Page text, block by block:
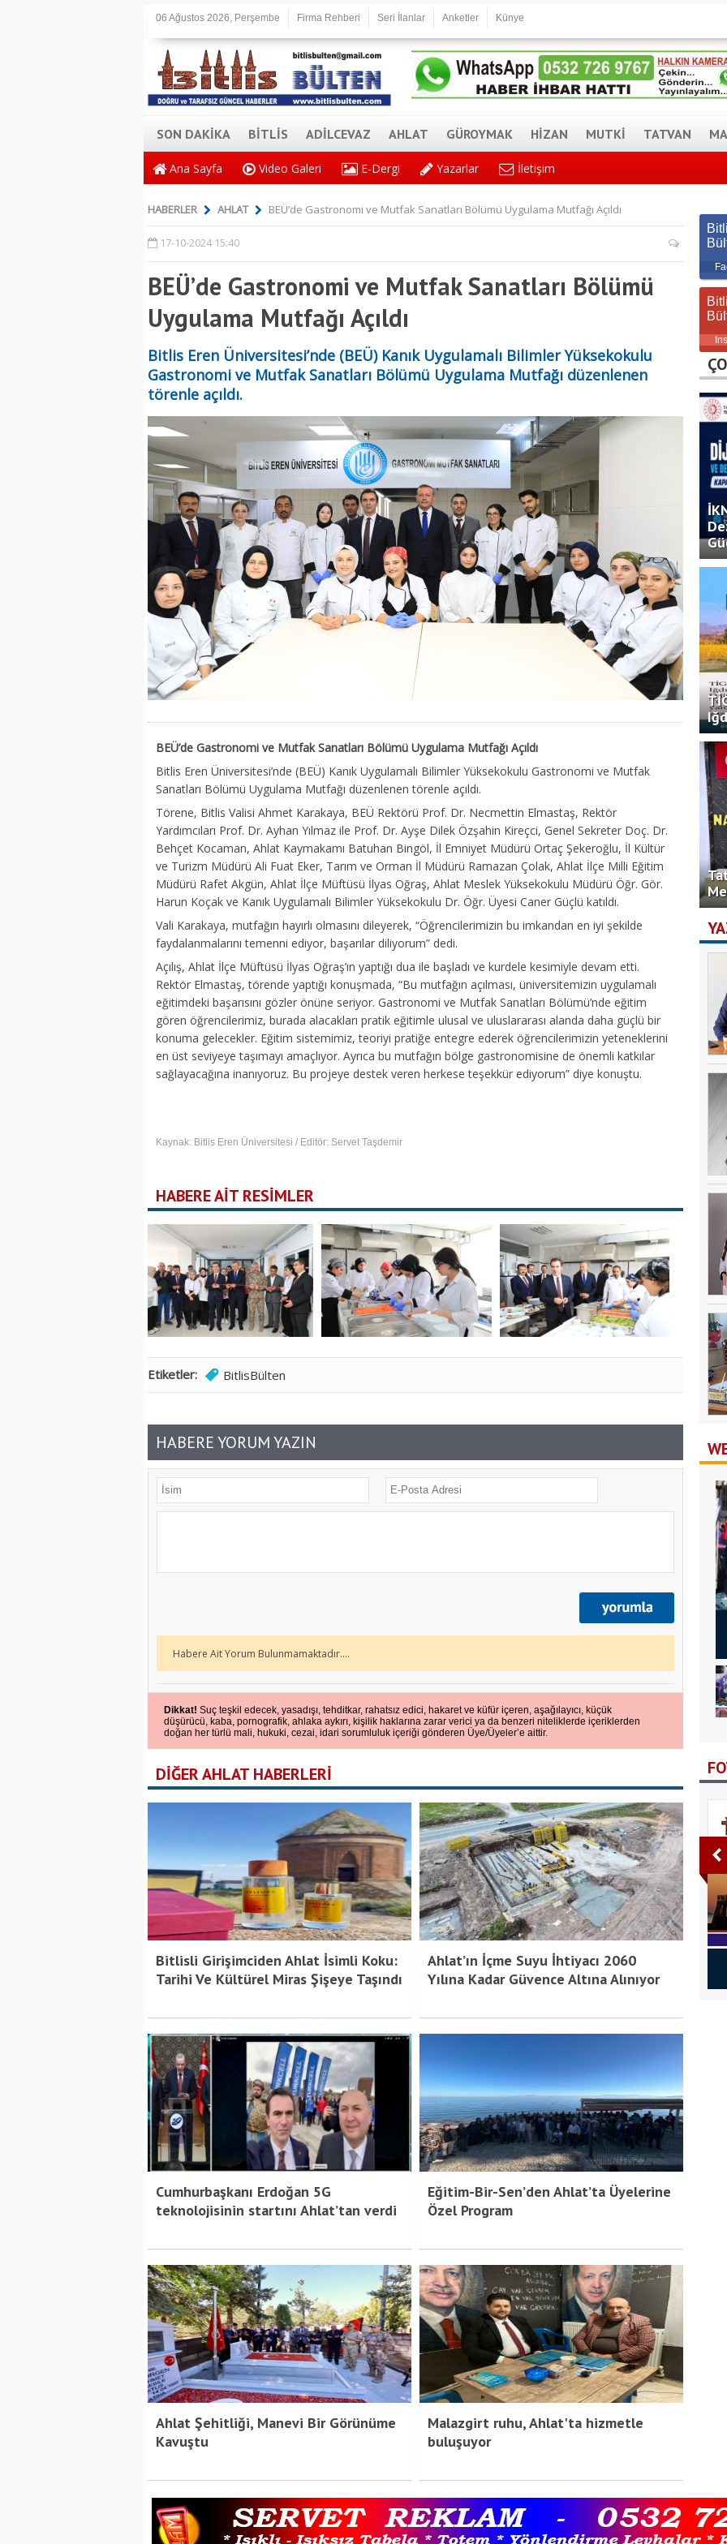
06 Ağustos 2026, Perşembe Firma Rehberi Seri İlanlar Anketler Künye
SON DAKİKA BİTLİS ADİLCEVAZ AHLAT GÜROYMAK HİZAN MUTKİ TATVAN
Ana Sayfa Video Galeri E-Dergi Yazarlar İletişim
HABERLER AHLAT BEÜ’de Gastronomi ve Mutfak Sanatları Bölümü Uygulama Mutfağı Açıldı
17-10-2024 15:40
BEÜ’de Gastronomi ve Mutfak Sanatları Bölümü
Uygulama Mutfağı Açıldı
Bitlis Eren Üniversitesi’nde (BEÜ) Kanık Uygulamalı Bilimler Yüksekokulu
Gastronomi ve Mutfak Sanatları Bölümü Uygulama Mutfağı düzenlenen
törenle açıldı.
BEÜ’de Gastronomi ve Mutfak Sanatları Bölümü Uygulama Mutfağı Açıldı
Bitlis Eren Üniversitesi’nde (BEÜ) Kanık Uygulamalı Bilimler Yüksekokulu Gastronomi ve Mutfak
Sanatları Bölümü Uygulama Mutfağı düzenlenen törenle açıldı.
Törene, Bitlis Valisi Ahmet Karakaya, BEÜ Rektörü Prof. Dr. Necmettin Elmastaş, Rektör
Yardımcıları Prof. Dr. Ayhan Yılmaz ile Prof. Dr. Ayşe Dilek Özşahin Kireçci, Genel Sekreter Doç. Dr.
Behçet Kocaman, Ahlat Kaymakamı Batuhan Bingöl, İl Emniyet Müdürü Ortaç Şekeroğlu, İl Kültür
ve Turizm Müdürü Ali Fuat Eker, Tarım ve Orman İl Müdürü Ramazan Çolak, Ahlat İlçe Milli Eğitim
Müdürü Rafet Akgün, Ahlat İlçe Müftüsü İlyas Oğraş, Ahlat Meslek Yüksekokulu Müdürü Öğr. Gör.
Harun Koçak ve Kanık Uygulamalı Bilimler Yüksekokulu Dr. Öğr. Üyesi Caner Güçlü katıldı.
Vali Karakaya, mutfağın hayırlı olmasını dileyerek, “Öğrencilerimizin bu imkandan en iyi şekilde
faydalanmalarını temenni ediyor, başarılar diliyorum” dedi.
Açılış, Ahlat İlçe Müftüsü İlyas Oğraş’ın yaptığı dua ile başladı ve kurdele kesimiyle devam etti.
Rektör Elmastaş, törende yaptığı konuşmada, “Bu mutfağın açılması, üniversitemizin uygulamalı
eğitimdeki başarısını gözler önüne seriyor. Gastronomi ve Mutfak Sanatları Bölümü’nde eğitim
gören öğrencilerimiz, burada alacakları pratik eğitimle ulusal ve uluslararası alanda daha güçlü bir
konuma gelecekler. Eğitim sistemimiz, teoriyi pratiğe entegre ederek öğrencilerimizin yeteneklerini
en üst seviyeye taşımayı amaçlıyor. Ayrıca bu mutfağın bölge gastronomisine de önemli katkılar
sağlayacağına inanıyoruz. Bu projeye destek veren herkese teşekkür ediyorum” diye konuştu.
Kaynak: Bitlis Eren Üniversitesi / Editör: Servet Taşdemir
HABERE AİT RESİMLER
Etiketler: BitlisBülten
HABERE YORUM YAZIN
Habere Ait Yorum Bulunmamaktadır....
Dikkat! Suç teşkil edecek, yasadışı, tehditkar, rahatsız edici, hakaret ve küfür içeren, aşağılayıcı, küçük
düşürücü, kaba, pornografik, ahlaka aykırı, kişilik haklarına zarar verici ya da benzeri niteliklerde içeriklerden
doğan her türlü mali, hukuki, cezai, idari sorumluluk içeriği gönderen Üye/Üyeler’e aittir.
DİĞER AHLAT HABERLERİ
Bitlisli Girişimciden Ahlat İsimli Koku:
Tarihi Ve Kültürel Miras Şişeye Taşındı
Ahlat’ın İçme Suyu İhtiyacı 2060
Yılına Kadar Güvence Altına Alınıyor
Cumhurbaşkanı Erdoğan 5G
teknolojisinin startını Ahlat’tan verdi
Eğitim-Bir-Sen’den Ahlat’ta Üyelerine
Özel Program
Ahlat Şehitliği, Manevi Bir Görünüme
Kavuştu
Malazgirt ruhu, Ahlat'ta hizmetle
buluşuyor
Bitlis Bülten 3. Sayı Bitlis Bülten 2. Sayı